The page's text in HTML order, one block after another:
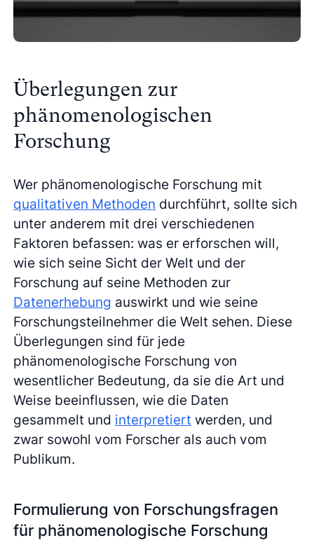
Überlegungen zur
phänomenologischen
Forschung
Wer phänomenologische Forschung mit
qualitativen Methoden durchführt, sollte sich
unter anderem mit drei verschiedenen
Faktoren befassen: was er erforschen will,
wie sich seine Sicht der Welt und der
Forschung auf seine Methoden zur
Datenerhebung auswirkt und wie seine
Forschungsteilnehmer die Welt sehen. Diese
Überlegungen sind für jede
phänomenologische Forschung von
wesentlicher Bedeutung, da sie die Art und
Weise beeinflussen, wie die Daten
gesammelt und interpretiert werden, und
zwar sowohl vom Forscher als auch vom
Publikum.
Formulierung von Forschungsfragen
für phänomenologische Forschung